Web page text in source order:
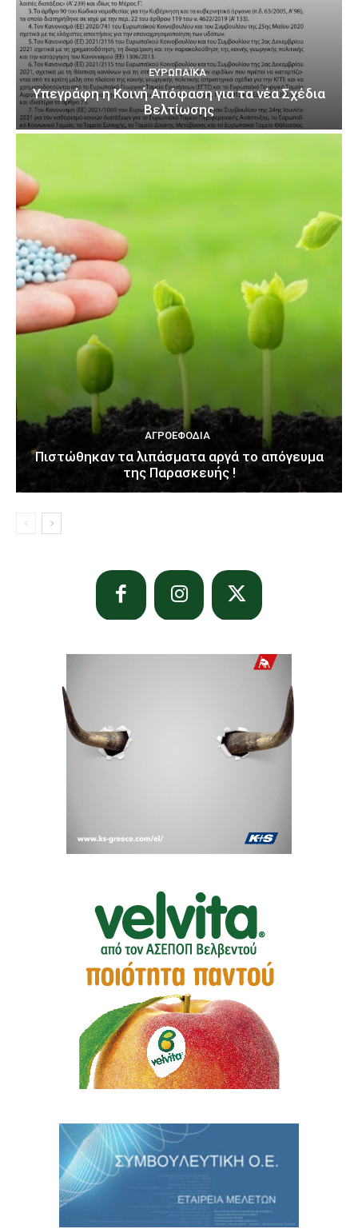
ΕΥΡΩΠΑΪΚΆ
Υπεγράφη η Κοινή Απόφαση για τα νέα Σχέδια
Βελτίωσης
ΑΓΡΟΕΦΌΔΙΑ
Πιστώθηκαν τα λιπάσματα αργά το απόγευμα
της Παρασκευής !